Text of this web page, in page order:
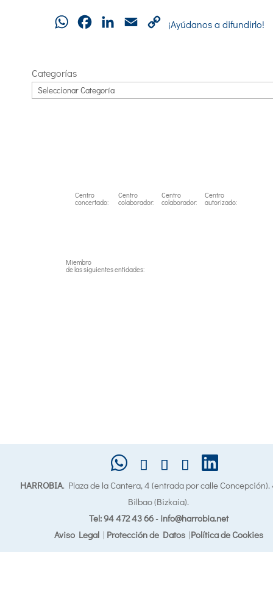
WhatsAppFacebookLinkedInEmail
Copy
¡Ayúdanos a difundirlo!
Categorías
Centro
concertado:
Centro
colaborador:
Centro
colaborador:
Centro
autorizado:
Miembro
de las siguientes entidades:
HARROBIA. Plaza de la Cantera, 4 (entrada por calle
Bilbao (Bizkaia).
Tel: 94 472 43 66- info@harrobia.net
Aviso Legal| Protección de Datos|Política de Cookies